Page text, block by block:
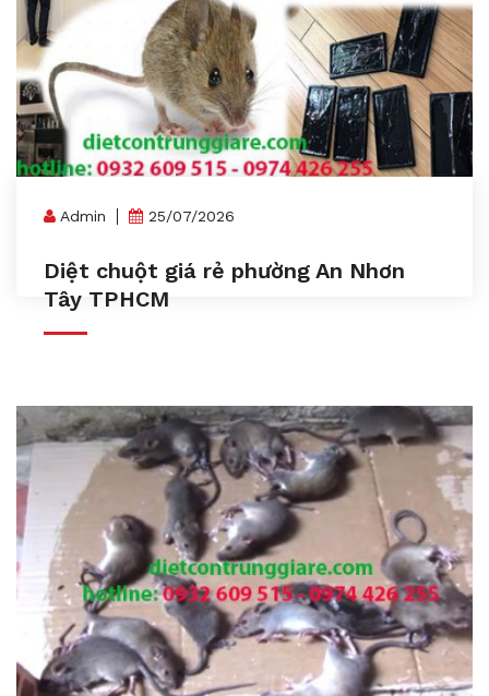
Admin 25/07/2026
Diệt chuột giá rẻ phường An Nhơn
Tây TPHCM